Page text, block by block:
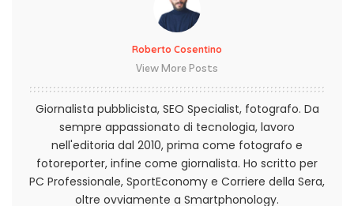
Roberto Cosentino
View More Posts
Giornalista pubblicista, SEO Specialist, fotografo. Da
sempre appassionato di tecnologia, lavoro
nell'editoria dal 2010, prima come fotografo e
fotoreporter, infine come giornalista. Ho scritto per
PC Professionale, SportEconomy e Corriere della Sera,
oltre ovviamente a Smartphonology.